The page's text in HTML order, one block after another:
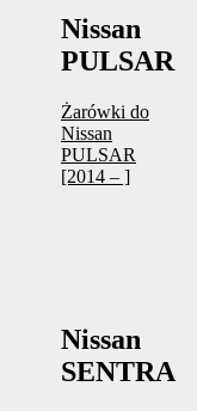
Nissan
PULSAR
Żarówki do
Nissan
PULSAR
[2014 – ]
Nissan
SENTRA